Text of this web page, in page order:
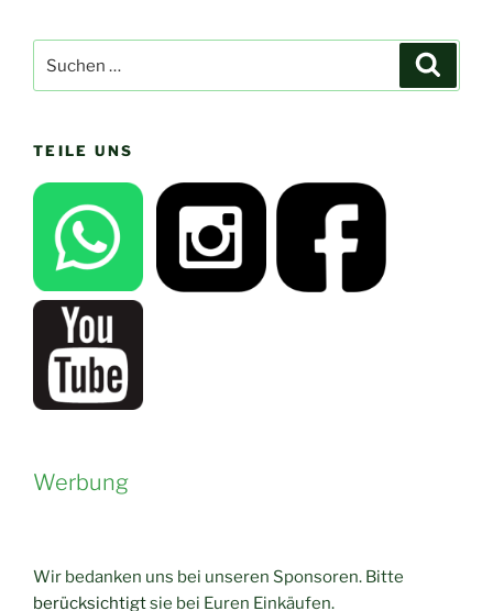
nach:
TEILE UNS
Werbung
Wir bedanken uns bei unseren Sponsoren. Bitte
berücksichtigtsie bei Euren Einkäufen.